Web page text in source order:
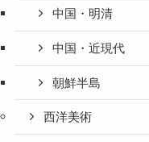
中国・明清
中国・近現代
朝鮮半島
西洋美術